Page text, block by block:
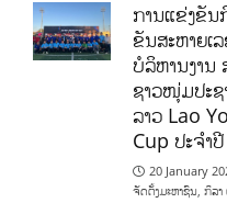
ການແຂ່ງຂັນ
ຂັນສະຫາຍເ
ບໍລິຫານງານ
ຊາວໜຸ່ມປະຊ
ລາວ Lao
Cup ປະຈຳ
20 January
ຈັດຕັ້ງມະຫາຊົນ, ກິລາ